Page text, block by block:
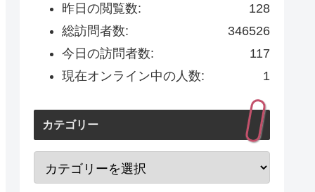
128
昨日の閲覧数:
346526
総訪問者数:
117
今日の訪問者数:
1
現在オンライン中の人数:
カテゴリー